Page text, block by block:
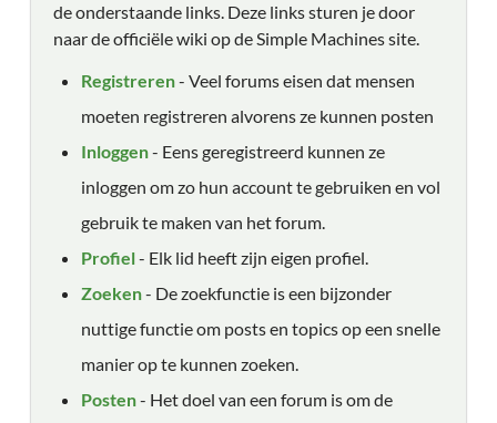
de onderstaande links. Deze links sturen je door
naar de officiële wiki op de Simple Machines site.
Registreren- Veel forums eisen dat mensen
moeten registreren alvorens ze kunnen posten
Inloggen- Eens geregistreerd kunnen ze
inloggen om zo hun account te gebruiken en vol
gebruik te maken van het forum.
Profiel- Elk lid heeft zijn eigen profiel.
Zoeken- De zoekfunctie is een bijzonder
nuttige functie om posts en topics op een snelle
manier op te kunnen zoeken.
Posten- Het doel van een forum is om de